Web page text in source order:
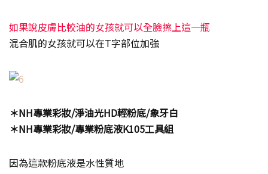
如果說皮膚比較油的女孩就可以全臉擦上這一瓶
混合肌的女孩就可以在T字部位加強
＊NH專業彩妝/淨油光HD輕粉底/象牙白
＊NH專業彩妝/專業粉底液K105工具組
因為這款粉底液是水性質地